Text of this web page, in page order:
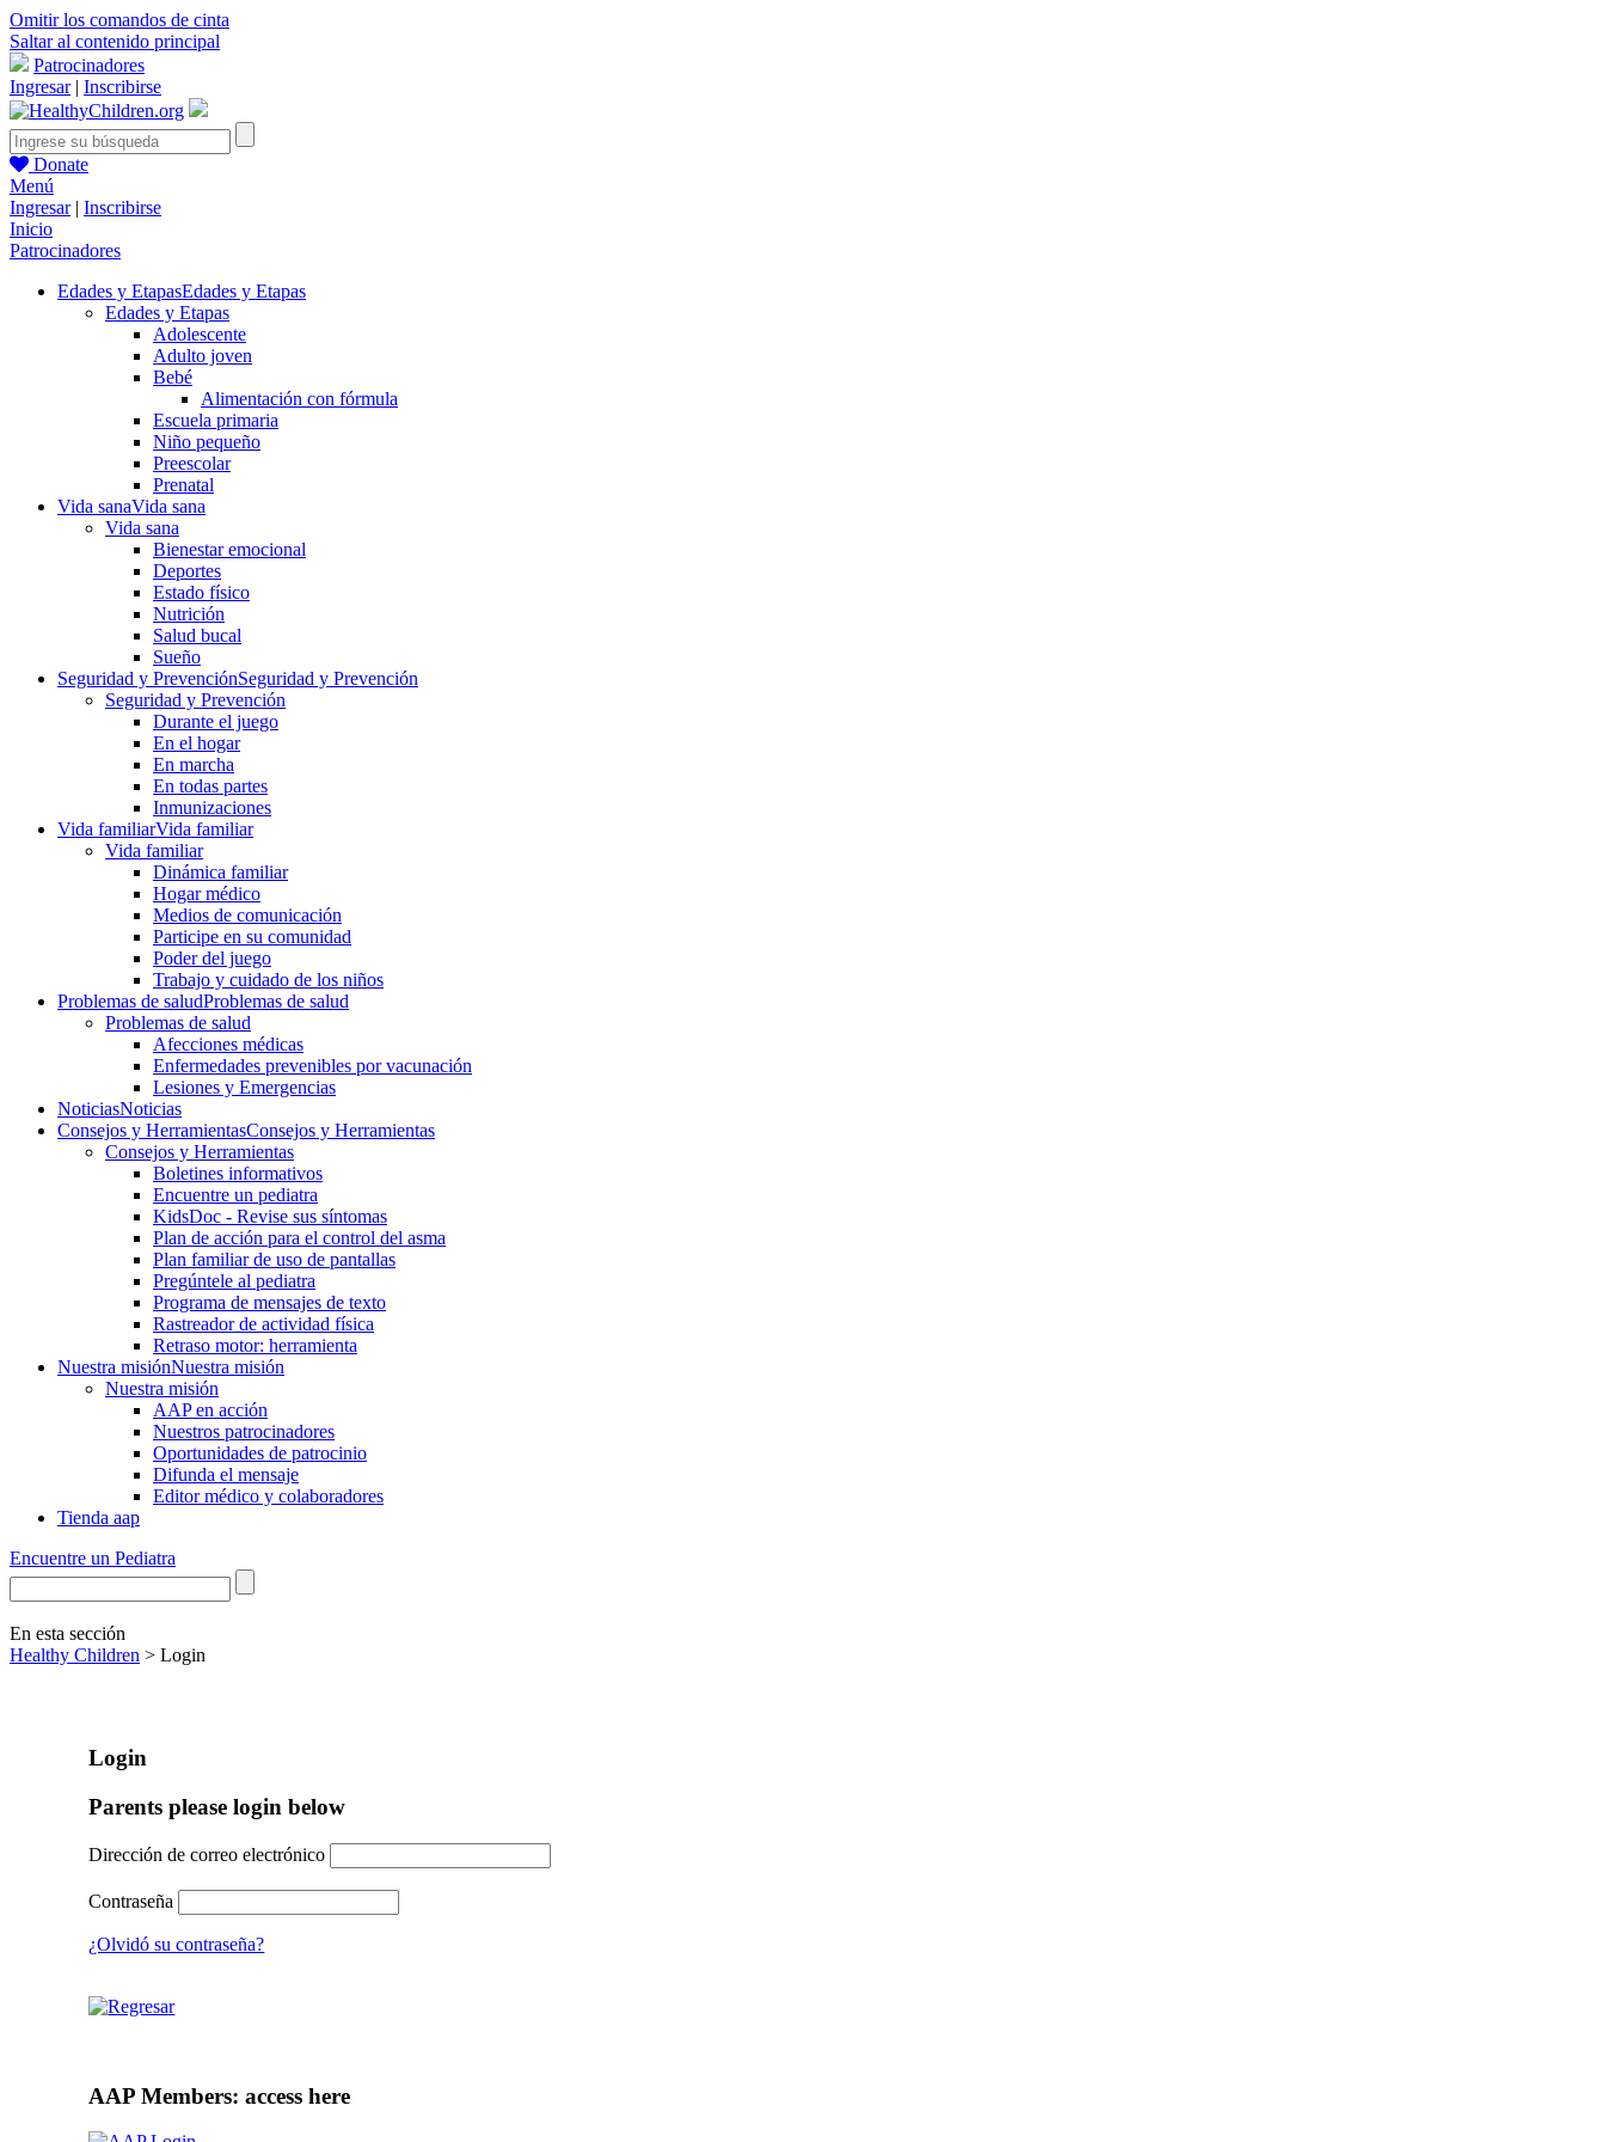
Omitir los comandos de cinta
Saltar al contenido principal
Patrocinadores
Ingresar| Inscribirse
Donate
Menú
Ingresar| Inscribirse
Inicio
Patrocinadores
Edades y EtapasEdades y Etapas
Edades y Etapas
Adolescente
Adulto joven
Bebé
Alimentación con fórmula
Escuela primaria
Niño pequeño
Preescolar
Prenatal
Vida sanaVida sana
Vida sana
Bienestar emocional
Deportes
Estado físico
Nutrición
Salud bucal
Sueño
Seguridad y PrevenciónSeguridad y Prevención
Seguridad y Prevención
Durante el juego
En el hogar
En marcha
En todas partes
Inmunizaciones
Vida familiarVida familiar
Vida familiar
Dinámica familiar
Hogar médico
Medios de comunicación
Participe en su comunidad
Poder del juego
Trabajo y cuidado de los niños
Problemas de saludProblemas de salud
Problemas de salud
Afecciones médicas
Enfermedades prevenibles por vacunación
Lesiones y Emergencias
NoticiasNoticias
Consejos y HerramientasConsejos y Herramientas
Consejos y Herramientas
Boletines informativos
Encuentre un pediatra
KidsDoc - Revise sus síntomas
Plan de acción para el control del asma
Plan familiar de uso de pantallas
Pregúntele al pediatra
Programa de mensajes de texto
Rastre​​ador de activida​d física
Retraso motor: herramienta
Nuestra misiónNuestra misión
Nuestra misión
AAP en acción
Nuestros patrocinadores
Oportunidades de patrocinio
Difunda el mensaje
Editor médico y colaboradores
Tienda aap
Encuentre un Pediatra
En esta sección
Healthy Children > Login
Login
Parents please login below
Dirección de correo electrónico
Contraseña
¿Olvidó su contraseña?
AAP Members: access here